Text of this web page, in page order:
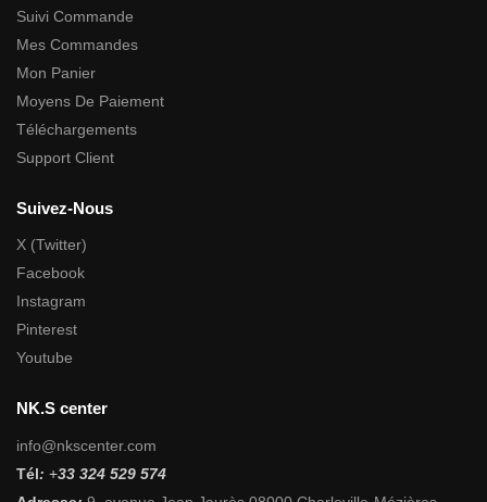
Suivi Commande
Mes Commandes
Mon Panier
Moyens De Paiement
Téléchargements
Support Client
Suivez-Nous
X (Twitter)
Facebook
Instagram
Pinterest
Youtube
NK.S center
info@nkscenter.com
Tél: +33 324 529 574